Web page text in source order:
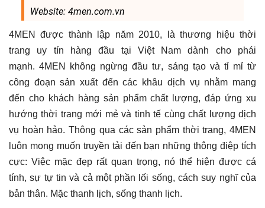
Website: 4men.com.vn
4MEN được thành lập năm 2010, là thương hiệu thời
trang uy tín hàng đầu tại Việt Nam dành cho phái
mạnh. 4MEN không ngừng đầu tư, sáng tạo và tỉ mỉ từ
công đoạn sản xuất đến các khâu dịch vụ nhằm mang
đến cho khách hàng sản phẩm chất lượng, đáp ứng xu
hướng thời trang mới mẻ và tinh tế cùng chất lượng dịch
vụ hoàn hảo. Thông qua các sản phẩm thời trang, 4MEN
luôn mong muốn truyền tải đến bạn những thông điệp tích
cực: Việc mặc đẹp rất quan trọng, nó thể hiện được cá
tính, sự tự tin và cả một phần lối sống, cách suy nghĩ của
bản thân. Mặc thanh lịch, sống thanh lịch.